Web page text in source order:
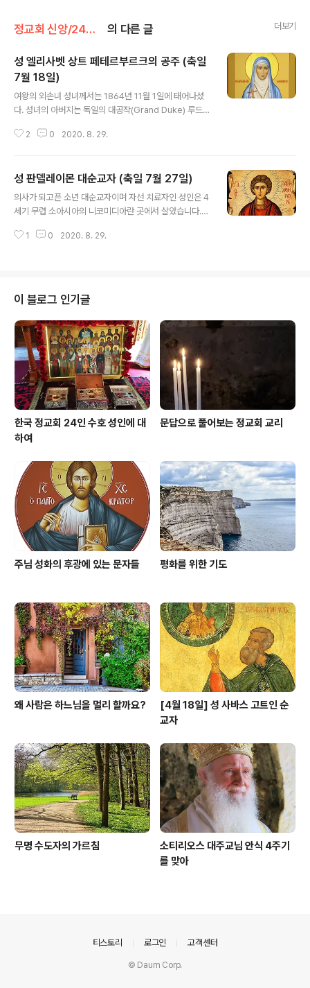
정교회 신앙/24인 수호성인 의 다른 글 더보기
성 엘리사벳 상트 페테르부르크의 공주 (축일
7월 18일)
여왕의 외손녀 성녀께서는 1864년 11월 1일에 태어나셨
다. 성녀의 아버지는 독일의 대공작(Grand Duke) 루드비
인의 친여동생인 알리사는 후에 러시아의 마지막 황제 니
리아 여왕을 만났으며, 그와는 유창한 영어로 서신교환을
하곤 하였다. 성녀께서는 여섯 명의 다른 형제들과 함께 어
머니에게서 영국식 전통교육을 받으며 자라나셨고, 살아가
(大公妃) 성녀께서는 스무 살이 되기도 전에 러시아 황제
2 0 2020. 8. 29.
성 판델레이몬 대순교자 (축일 7월 27일)
의사가 되고픈 소년 대순교자이며 자선 치료자인 성인은 4
세기 무렵 소아시아의 니코미디아란 곳에서 살았습니다.
고, 성인의 아버지는 이름난 이교도 에브스토르기오스였습
성인은 아버지의 보살핌을 받으며 어린 시절을 보냈는데,
어릴적 이름은 판톨레온이었습니다. 어려서부터 학문을 사
랑했고, 커서는 의사가 될 생각을 하고 있었습니다. 그래서
성인의 아버지는 아들을 유명한 의사 에브프로시노스에게
보내어 의술을 배우도록 했습니다. 성인은 매우 열심히 의
술을 공부하여 다른 모든 학생들보다 더 뛰어나게 되었고..
1 0 2020. 8. 29.
이 블로그 인기글
한국 정교회 24인 수호 성인에 대
하여
문답으로 풀어보는 정교회 교리
주님 성화의 후광에 있는 문자들 평화를 위한 기도
왜 사람은 하느님을 멀리 할까요?
[4월 18일] 성 사바스 고트인 순
교자
무명 수도자의 가르침
소티리오스 대주교님 안식 4주기
를 맞아
티스토리 로그인 고객센터
© Daum Corp.